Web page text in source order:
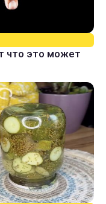
что это может